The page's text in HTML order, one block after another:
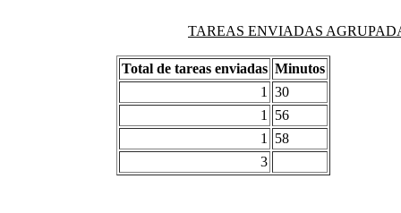
TAREAS ENVIADAS
Total de tareas enviadas Minutos
1
30
1
56
1
58
3